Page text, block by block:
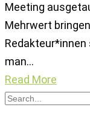
Meeting
Mehrwert
man…
Read More